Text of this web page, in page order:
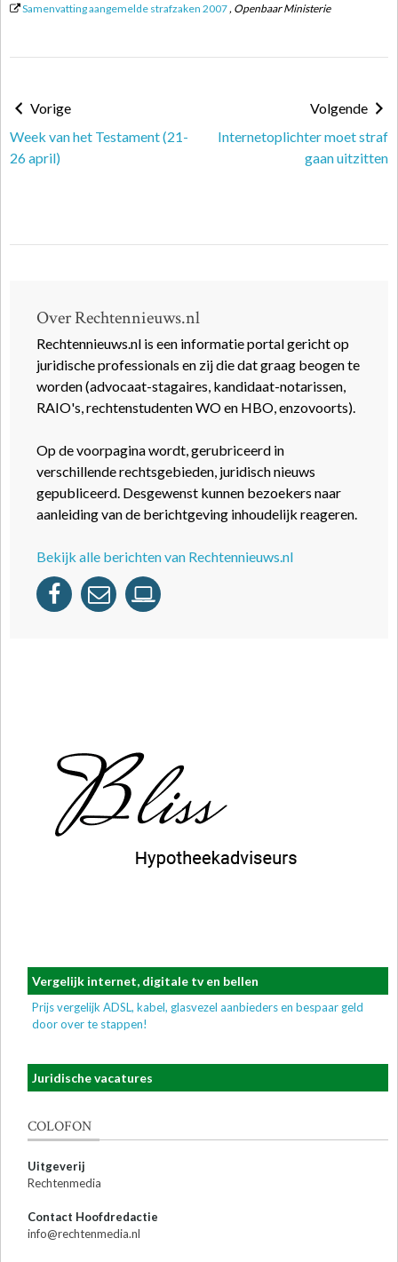
Samenvatting aangemelde strafzaken 2007, Openbaar Ministerie
Vorige
Week van het Testament (21-
26 april)
Volgende
Internetoplichter moet straf
gaan uitzitten
Over Rechtennieuws.nl
Rechtennieuws.nl is een informatie portal gericht op
juridische professionals en zij die dat graag beogen te
worden (advocaat-stagaires, kandidaat-notarissen,
RAIO's, rechtenstudenten WO en HBO, enzovoorts).
Op de voorpagina wordt, gerubriceerd in
verschillende rechtsgebieden, juridisch nieuws
gepubliceerd. Desgewenst kunnen bezoekers naar
aanleiding van de berichtgeving inhoudelijk reageren.
Bekijk alle berichten van Rechtennieuws.nl
Vergelijk internet, digitale tv en bellen
Prijs vergelijk ADSL, kabel, glasvezel aanbieders en bespaar geld
door over te stappen!
Juridische vacatures
COLOFON
Uitgeverij
Rechtenmedia
Contact Hoofdredactie
info@rechtenmedia.nl